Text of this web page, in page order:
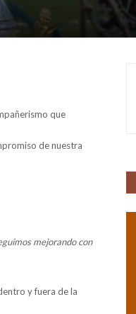
que
de nuestra
mejorando con
y fuera de la